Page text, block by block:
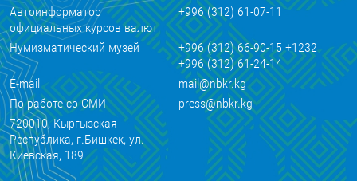
Автоинформатор
официальных курсов валют
+996 (312) 61-07-11
Нумизматический музей
+996 (312) 66-90-15 +1232
+996 (312) 61-24-14
E-mail
mail@nbkr.kg
По работе со СМИ
press@nbkr.kg
720010, Кыргызская
Республика, г.Бишкек, ул.
Киевская, 189